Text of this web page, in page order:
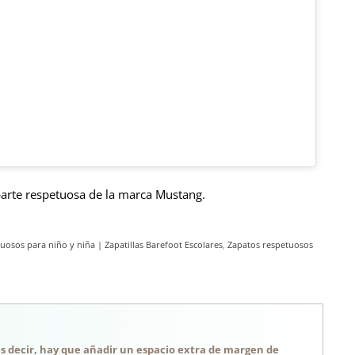
respetuosa de la marca Mustang.
para niño y niña | Zapatillas Barefoot Escolares, Zapatos respetuosos
decir, hay que añadir un espacio extra de margen de